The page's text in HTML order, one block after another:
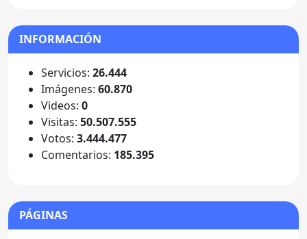
INFORMACIÓN
Servicios: 26.444
Imágenes: 60.870
Videos: 0
Visitas: 50.507.555
Votos: 3.444.477
Comentarios: 185.395
PÁGINAS